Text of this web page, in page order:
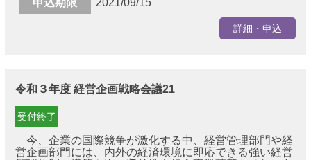
申込期限 2021/09/15
詳細・申込
令和３年度 経営企画戦略会議21
受付終了
今、企業の国際競争が激化する中、経営管理部門や経
営企画部門には、内外の経済環境に即応できる強い経営